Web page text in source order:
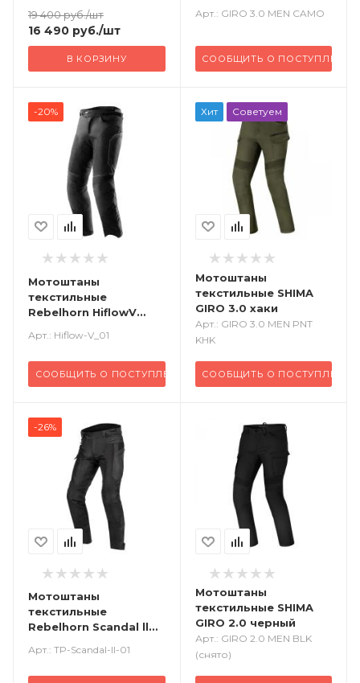
19 400руб./шт
16 490 руб./шт
В КОРЗИНУ
Арт.: GIRO 3.0 MEN CAMO
СООБЩИТЬ О ПОСТУПЛЕНИИ
-20%
Мотоштаны
текстильные
Rebelhorn HiflowV
Арт.: Hiflow-V_01
СООБЩИТЬ О ПОСТУПЛЕНИИ
Хит Советуем
Мотоштаны
текстильные SHIMA
GIRO 3.0 хаки
Арт.: GIRO 3.0 MEN PNT
KHK
СООБЩИТЬ О ПОСТУПЛЕНИИ
-26%
Мотоштаны
текстильные
Rebelhorn Scandal ll
Арт.: TP-Scandal-ll-01
Мотоштаны
текстильные SHIMA
GIRO 2.0 черный
Арт.: GIRO 2.0 MEN BLK
(снято)